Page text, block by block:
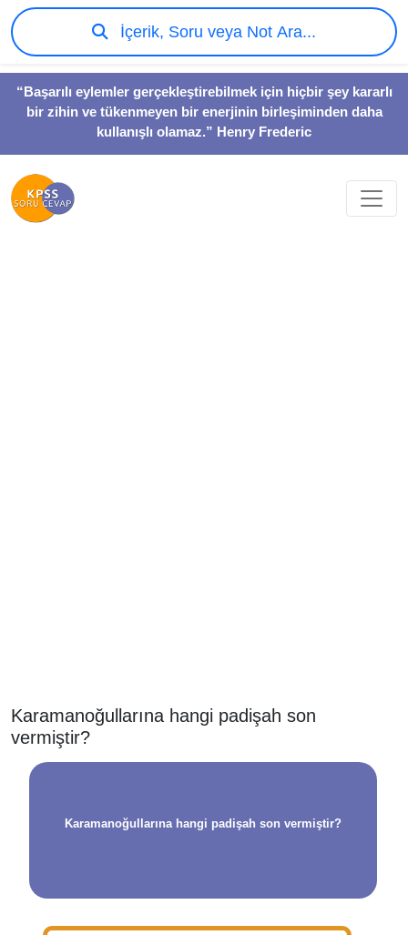
“Başarılı eylemler gerçekleştirebilmek için hiçbir şey kararlı
bir zihin ve tükenmeyen bir enerjinin birleşiminden daha
kullanışlı olamaz.” Henry Frederic
İçerik, Soru veya Not Ara...
Karamanoğullarına hangi padişah son
vermiştir?
Karamanoğullarına hangi padişah son vermiştir?